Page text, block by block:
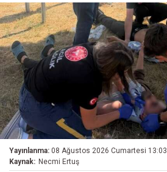
Yayınlanma: 08 Ağustos 2026 Cumartesi 13:03
Kaynak: Necmi Ertuş